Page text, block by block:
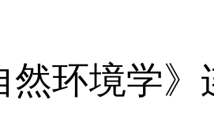
然环境学